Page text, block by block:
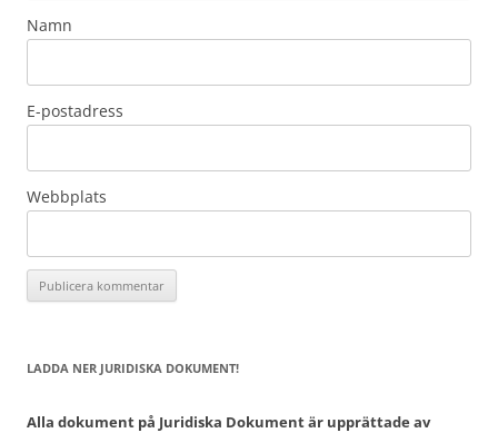
Namn
E-postadress
Webbplats
LADDA NER JURIDISKA DOKUMENT!
Alla dokument på Juridiska Dokument är upprättade av